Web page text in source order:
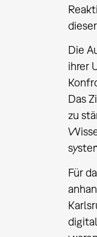
Die
ihrer
Das
zu
Für